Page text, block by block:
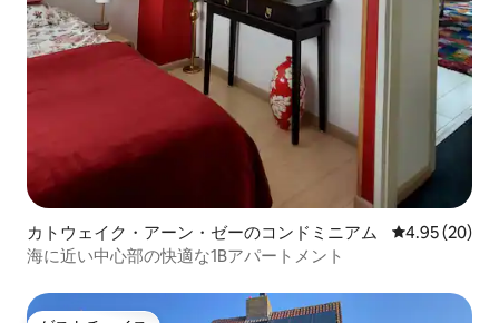
カトウェイク・アーン・ゼーのコンドミニアム レビュー20
4.95 (20)
海に近い中心部の快適な1Bアパートメント